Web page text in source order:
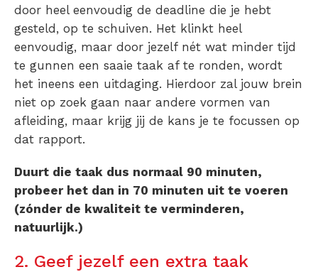
door heel eenvoudig de deadline die je hebt
gesteld, op te schuiven. Het klinkt heel
eenvoudig, maar door jezelf nét wat minder tijd
te gunnen een saaie taak af te ronden, wordt
het ineens een uitdaging. Hierdoor zal jouw brein
niet op zoek gaan naar andere vormen van
afleiding, maar krijg jij de kans je te focussen op
dat rapport.
Duurt die taak dus normaal 90 minuten,
probeer het dan in 70 minuten uit te voeren
(zónder de kwaliteit te verminderen,
natuurlijk.)
2. Geef jezelf een extra taak